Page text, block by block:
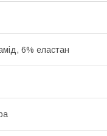
6% еластан